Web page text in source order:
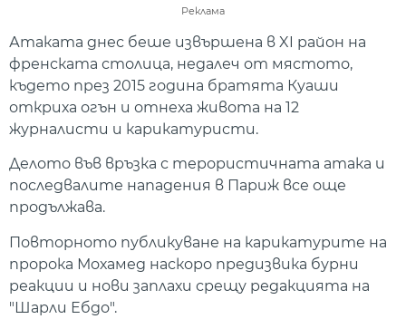
Реклама
Атаката днес беше извършена в XI район на
френската столица, недалеч от мястото,
където през 2015 година братята Куаши
откриха огън и отнеха живота на 12
журналисти и карикатуристи.
Делото във връзка с терористичната атака и
последвалите нападения в Париж все още
продължава.
Повторното публикуване на карикатурите на
пророка Мохамед наскоро предизвика бурни
реакции и нови заплахи срещу редакцията на
"Шарли Ебдо".